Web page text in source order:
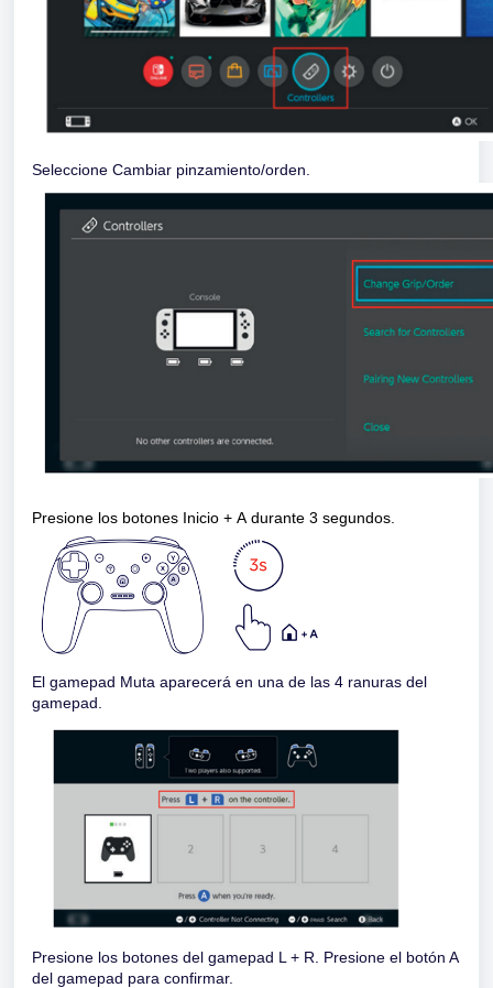
Seleccione Cambiar pinzamiento/orden.
Presione los botones Inicio + A durante 3 segundos.
El gamepad Muta aparecerá en una de las 4 ranuras del
gamepad.
Presione los botones del gamepad L + R. Presione el botón A
del gamepad para confirmar.